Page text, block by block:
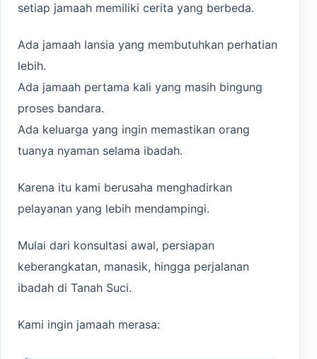
setiap jamaah memiliki cerita yang berbeda.
Ada jamaah lansia yang membutuhkan perhatian
lebih.
Ada jamaah pertama kali yang masih bingung
proses bandara.
Ada keluarga yang ingin memastikan orang
tuanya nyaman selama ibadah.
Karena itu kami berusaha menghadirkan
pelayanan yang lebih mendampingi.
Mulai dari konsultasi awal, persiapan
keberangkatan, manasik, hingga perjalanan
ibadah di Tanah Suci.
Kami ingin jamaah merasa: